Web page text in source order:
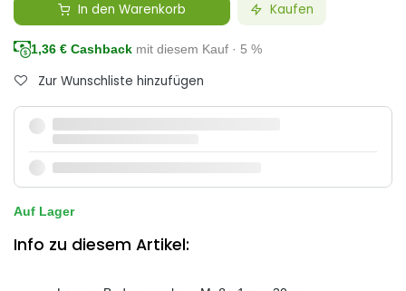
In den Warenkorb Kaufen
1,36 € Cashback mit diesem Kauf · 5 %
Zur Wunschliste hinzufügen
Auf Lager
Info zu diesem Artikel: